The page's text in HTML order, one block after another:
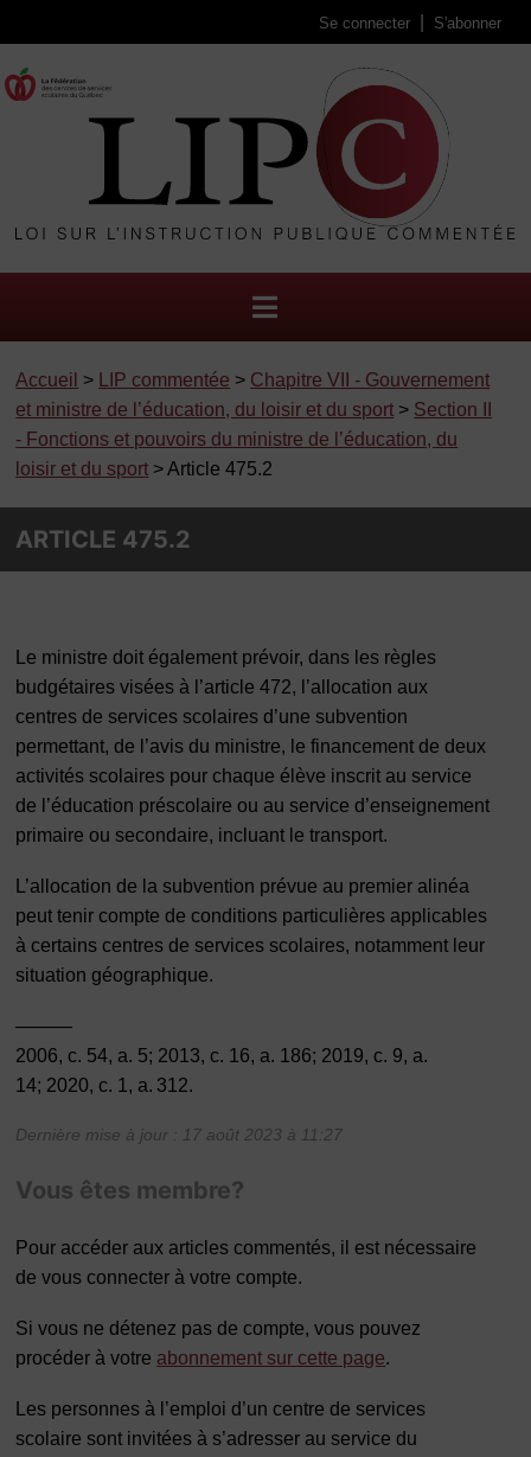
Se connecter S'abonner
Accueil > LIP commentée > Chapitre VII - Gouvernement
et ministre de l’éducation, du loisir et du sport > Section II
- Fonctions et pouvoirs du ministre de l’éducation, du
loisir et du sport > Article 475.2
ARTICLE 475.2
Le ministre doit également prévoir, dans les règles
budgétaires visées à l’article 472, l’allocation aux
centres de services scolaires d’une subvention
permettant, de l’avis du ministre, le financement de deux
activités scolaires pour chaque élève inscrit au service
de l’éducation préscolaire ou au service d’enseignement
primaire ou secondaire, incluant le transport.
L’allocation de la subvention prévue au premier alinéa
peut tenir compte de conditions particulières applicables
à certains centres de services scolaires, notamment leur
situation géographique.
———
2006, c. 54, a. 5; 2013, c. 16, a. 186; 2019, c. 9, a.
14; 2020, c. 1, a. 312.
Dernière mise à jour : 17 août 2023 à 11:27
Vous êtes membre?
Pour accéder aux articles commentés, il est nécessaire
de vous connecter à votre compte.
Si vous ne détenez pas de compte, vous pouvez
procéder à votre abonnement sur cette page.
Les personnes à l’emploi d’un centre de services
scolaire sont invitées à s’adresser au service du